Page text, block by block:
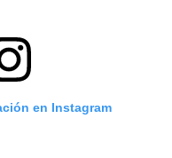
en Instagram